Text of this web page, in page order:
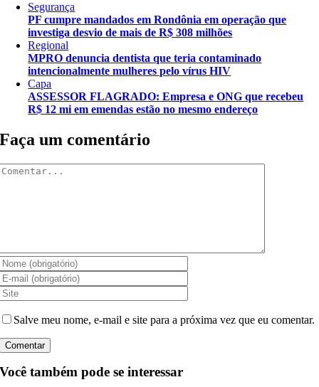
Segurança
PF cumpre mandados em Rondônia em operação que
investiga desvio de mais de R$ 308 milhões
Regional
MPRO denuncia dentista que teria contaminado
intencionalmente mulheres pelo vírus HIV
Capa
ASSESSOR FLAGRADO: Empresa e ONG que recebeu
R$ 12 mi em emendas estão no mesmo endereço
Faça um comentário
Salve meu nome, e-mail e site para a próxima vez que eu comentar.
Você também pode se interessar